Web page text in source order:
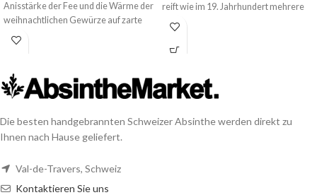
Anisstärke der Fee und die Wärme der
weihnachtlichen Gewürze auf zarte
Weise vereint. Handwerklich
Distillerie des Bayards „La Vraie“.
Brenner:Pierre-André Currit
Inhalt: 70cl
reift wie im 19. Jahrhundert mehrere
Monate lang in einem Eichenfass. Ein
wird und Holznoten annimmt.
Alkoholgehalt: 54°
Inhalt: 75cl,10cl
Die besten handgebrannten Schweizer Absinthe werden direkt zu
Ihnen nach Hause geliefert.
Val-de-Travers, Schweiz
Kontaktieren Sie uns